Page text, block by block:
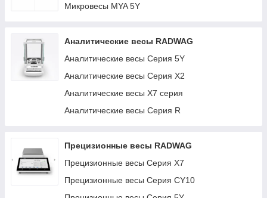
Микровесы MYA 5Y
Аналитические весы RADWAG
Аналитические весы Серия 5Y
Аналитические весы Серия X2
Аналитические весы X7 серия
Аналитические весы Серия R
Прецизионные весы RADWAG
Прецизионные весы Серия X7
Прецизионные весы Серия CY10